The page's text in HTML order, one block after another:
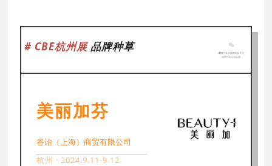
# CBE杭州展 品牌种草
美丽加芬
谷诒（上海）商贸有限公司
杭州 · 2024.9.11-9.12